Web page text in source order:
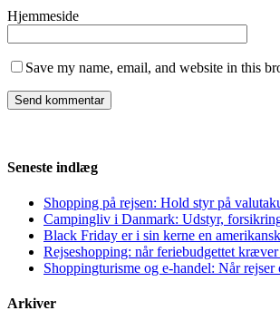
Hjemmeside
Save my name, email, and website in this
Seneste indlæg
Shopping på rejsen: Hold styr på
Campingliv i Danmark: Udstyr,
Black Friday er i sin kerne en amerikansk
Rejseshopping: når feriebudgettet
Shoppingturisme og e-handel: Når rejser
Arkiver